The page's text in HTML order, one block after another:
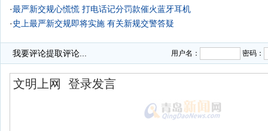
·最严新交规心慌慌 打电话记分罚款催火蓝牙耳机
· 史上最严新交规即将实施 有关新规交警答疑
我要评论提取评论... 用户名： 密码：